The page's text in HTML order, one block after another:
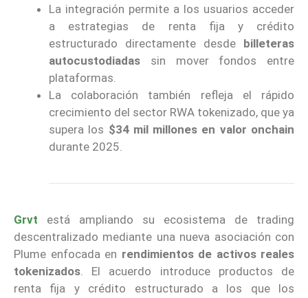
La integración permite a los usuarios acceder
a estrategias de renta fija y crédito
estructurado directamente desde billeteras
autocustodiadas sin mover fondos entre
plataformas.
La colaboración también refleja el rápido
crecimiento del sector RWA tokenizado, que ya
supera los $34 mil millones en valor onchain
durante 2025.
Grvt
está ampliando su ecosistema de trading
descentralizado mediante una nueva asociación con
Plume enfocada en rendimientos de activos reales
tokenizados. El acuerdo introduce productos de
renta fija y crédito estructurado a los que los